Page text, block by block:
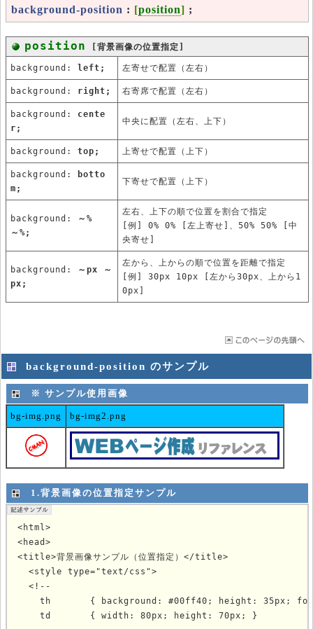
background-position : [position] ;
position [背景画像の位置指定]
background: left; 左寄せで配置（左右）
background: right; 右寄席で配置（左右）
background: cente
r;
中央に配置（左右、上下）
background: top; 上寄せで配置（上下）
background:
botto
m;
下寄せで配置（上下）
background:
～%
～%;
左右、上下の順で位置を割合で指定
[例] 0% 0% [左上寄せ]、50% 50% [中
央寄せ]
background:
～px ～
px;
左から、上からの順で位置を距離で指定
[例] 30px 10px [左から30px、上から1
0px]
background-position のサンプル
※ サンプル使用画像
bg-img.png bg-img2.png
1.背景画像の位置指定サンプル
<html>
<head>
<title>背景画像サンプル（位置指定）</title>
<style type="text/css">
  <!--
th       { background: #00ff40; height: 35px;
    td       { width: 80px; height: 70px; }